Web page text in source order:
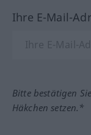
Ihre E-Mail-
Bitte bestätigen
Häkchen setzen.*